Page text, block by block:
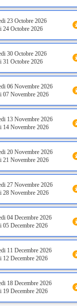
23 Octobre 2026
24 Octobre 2026
30 Octobre 2026
31 Octobre 2026
06 Novembre 2026
07 Novembre 2026
13 Novembre 2026
14 Novembre 2026
20 Novembre 2026
21 Novembre 2026
27 Novembre 2026
28 Novembre 2026
04 Decembre 2026
05 Decembre 2026
11 Decembre 2026
12 Decembre 2026
18 Decembre 2026
19 Decembre 2026